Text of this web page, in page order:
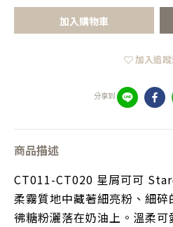
加入購物車
加入追
分享到
商品描述
CT011-CT020 星屑可可
柔霧質地中藏著細亮粉、細
彿糖粉灑落在奶油上。溫柔